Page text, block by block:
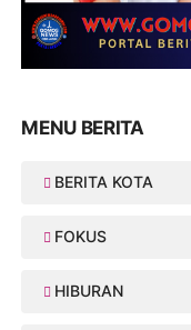
MENU BERITA
BERITA KOTA
FOKUS
HIBURAN